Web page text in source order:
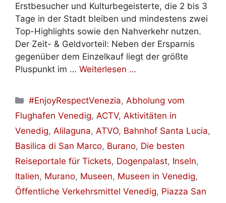
Erstbesucher und Kulturbegeisterte, die 2 bis 3
Tage in der Stadt bleiben und mindestens zwei
Top-Highlights sowie den Nahverkehr nutzen.
Der Zeit- & Geldvorteil: Neben der Ersparnis
gegenüber dem Einzelkauf liegt der größte
Pluspunkt im … Weiterlesen …
Kategorien
#EnjoyRespectVenezia, Abholung vom
Flughafen Venedig, ACTV, Aktivitäten in
Venedig, Alilaguna, ATVO, Bahnhof Santa Lucia,
Basilica di San Marco, Burano, Die besten
Reiseportale für Tickets, Dogenpalast, Inseln,
Italien, Murano, Museen, Museen in Venedig,
Öffentliche Verkehrsmittel Venedig, Piazza San